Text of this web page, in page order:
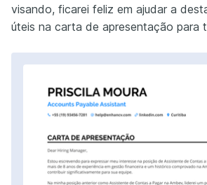
visando, ficarei feliz em ajudar a
úteis na carta de apresentação para